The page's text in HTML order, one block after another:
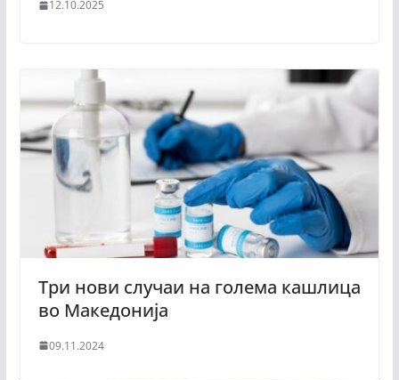
12.10.2025
Три нови случаи на голема кашлица
во Македонија
09.11.2024